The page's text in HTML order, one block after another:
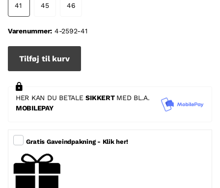
41 45 46
Varenummer: 4-2592-41
Tilføj til kurv
HER KAN DU BETALESIKKERT MED BL.A.
MOBILEPAY
Gratis Gaveindpakning - Klik her!